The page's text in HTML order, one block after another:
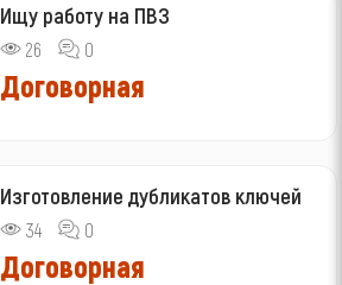
Ищу работу на ПВЗ
26 0
Договорная
Изготовление дубликатов ключей
34 0
Договорная